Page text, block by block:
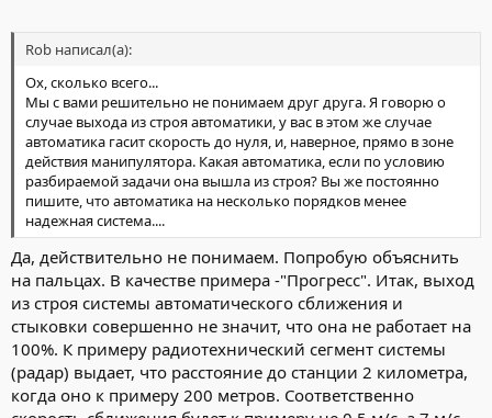
Rob написал(а):
Ох, сколько всего...
Мы с вами решительно не понимаем друг друга. Я говорю о
случае выхода из строя автоматики, у вас в этом же случае
автоматика гасит скорость до нуля, и, наверное, прямо в зоне
действия манипулятора. Какая автоматика, если по условию
разбираемой задачи она вышла из строя? Вы же постоянно
пишите, что автоматика на несколько порядков менее
надежная система....
Да, действительно не понимаем. Попробую объяснить
на пальцах. В качестве примера -"Прогресс". Итак, выход
из строя системы автоматического сближения и
стыковки совершенно не значит, что она не работает на
100%. К примеру радиотехнический сегмент системы
(радар) выдает, что расстояние до станции 2 километра,
когда оно к примеру 200 метров. Соответственно